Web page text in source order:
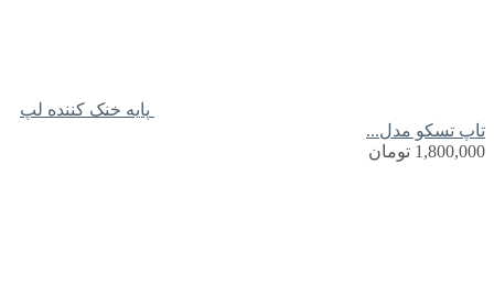
پایه خنک کننده لپ
تاپ تسکو مدل...
1,800,000 تومان